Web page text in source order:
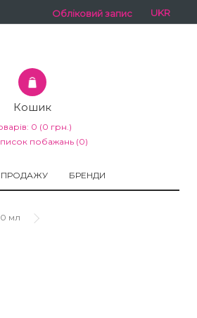
Обліковий запис UKR
Кошик
0 (0 грн.)
побажань (0)
ПРОДАЖУ БРЕНДИ
мл